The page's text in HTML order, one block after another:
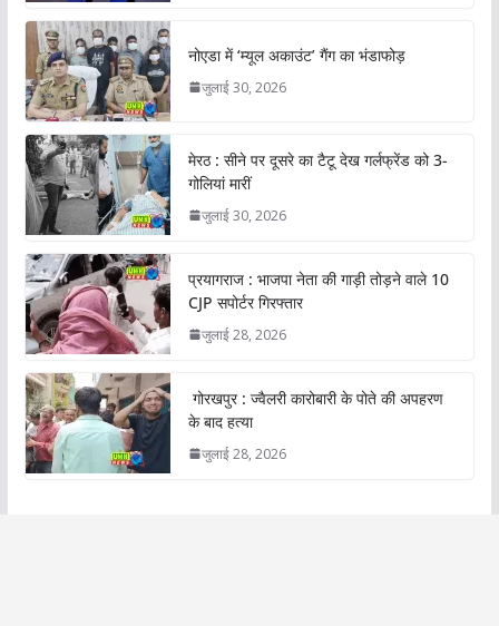
नोएडा में ‘म्यूल अकाउंट’ गैंग का भंडाफोड़
जुलाई 30, 2026
मेरठ : सीने पर दूसरे का टैटू देख गर्लफ्रेंड को 3-
गोलियां मारीं
जुलाई 30, 2026
प्रयागराज : भाजपा नेता की गाड़ी तोड़ने वाले 10
CJP सपोर्टर गिरफ्तार
जुलाई 28, 2026
गोरखपुर : ज्वैलरी कारोबारी के पोते की अपहरण
के बाद हत्या
जुलाई 28, 2026